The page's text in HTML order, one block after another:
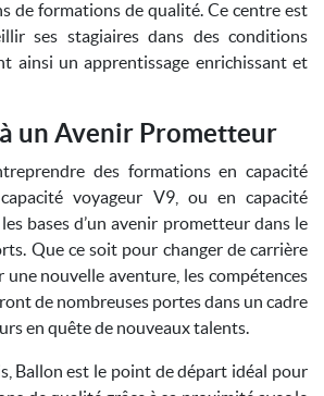
de formations de qualité. Ce centre est
ses stagiaires dans des conditions
ainsi un apprentissage enrichissant et
un Avenir Prometteur
des formations en capacité
voyageur V9, ou en capacité
bases d’un avenir prometteur dans le
Que ce soit pour changer de carrière
une nouvelle aventure, les compétences
de nombreuses portes dans un cadre
en quête de nouveaux talents.
Ballon est le point de départ idéal pour